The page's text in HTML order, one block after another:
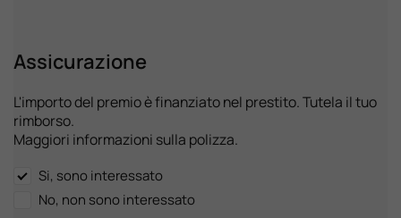
Assicurazione
L'importo del premio è finanziato nel prestito. Tutela il tuo
rimborso.
Maggiori informazioni sulla polizza.
Si, sono interessato
No, non sono interessato